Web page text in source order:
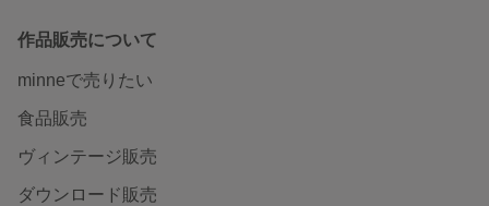
作品販売について
minneで売りたい
食品販売
ヴィンテージ販売
ダウンロード販売